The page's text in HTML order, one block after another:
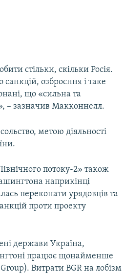
стільки, скільки Росія.
санкцій, озброєння і таке
що «сильна та
– зазначив Макконнелл.
метою діяльності
потоку-2» також
наприкінці
переконати урядовців та
проти проекту
держави Україна,
працює щонайменше
Витрати BGR на лобізм